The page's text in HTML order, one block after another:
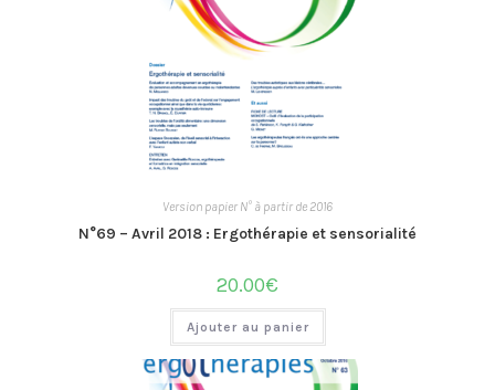
Version papier N° à partir de 2016
N°69 – Avril 2018 : Ergothérapie et sensorialité
20.00€
Ajouter au panier